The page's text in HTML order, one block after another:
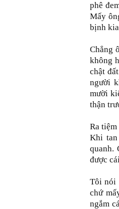
phê
Mấy
bịnh
Chẳng
không
chật
người
mười
thận
Ra
Khi
quanh.
được
Tôi nói
chứ
ngắm